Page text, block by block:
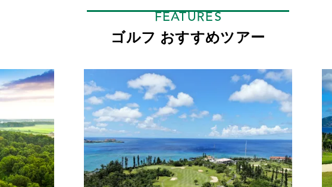
FEATURES
ゴルフ おすすめツアー